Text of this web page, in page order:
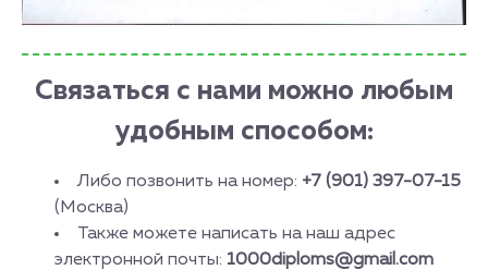
Связаться с нами можно любым
удобным способом:
Либо позвонить на номер: +7 (901) 397-07-15
(Москва)
Также можете написать на наш адрес
электронной почты: 1000diploms@gmail.com